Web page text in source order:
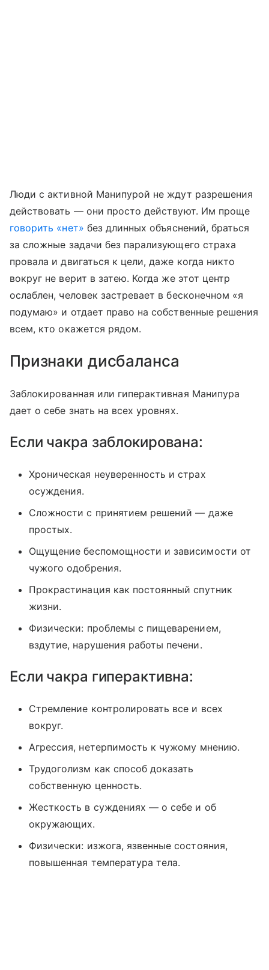
Люди с активной Манипурой не ждут разрешения
действовать — они просто действуют. Им проще
говорить «нет» без длинных объяснений, браться
за сложные задачи без парализующего страха
провала и двигаться к цели, даже когда никто
вокруг не верит в затею. Когда же этот центр
ослаблен, человек застревает в бесконечном «я
подумаю» и отдает право на собственные решения
всем, кто окажется рядом.
Признаки дисбаланса
Заблокированная или гиперактивная Манипура
дает о себе знать на всех уровнях.
Если чакра заблокирована:
Хроническая неуверенность и страх
осуждения.
Сложности с принятием решений — даже
простых.
Ощущение беспомощности и зависимости от
чужого одобрения.
Прокрастинация как постоянный спутник
жизни.
Физически: проблемы с пищеварением,
вздутие, нарушения работы печени.
Если чакра гиперактивна:
Стремление контролировать все и всех
вокруг.
Агрессия, нетерпимость к чужому мнению.
Трудоголизм как способ доказать
собственную ценность.
Жесткость в суждениях — о себе и об
окружающих.
Физически: изжога, язвенные состояния,
повышенная температура тела.